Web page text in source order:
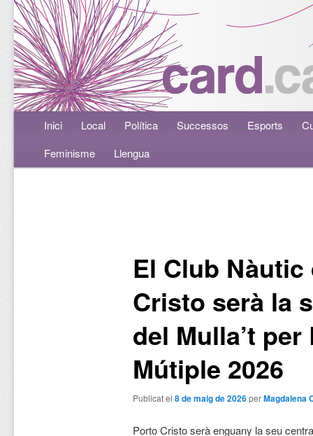
Menú principalAneu al contingut principal
Aneu al contingut secundari
Inici Local Política Successos Esports
Feminisme
Llengua
El Club
Cristo serà la
del Mulla’t per
Mútiple 2026
Publicat el 8 de maig de 2026perMagdalena
Porto Cristo serà enguany la seu